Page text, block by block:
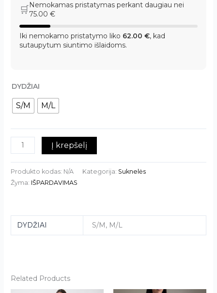
🛒Nemokamas pristatymas perkant daugiau nei
75.00 €
Iki nemokamo pristatymo liko 62.00 €, kad
sutaupytum siuntimo išlaidoms.
DYDŽIAI
S/M M/L
Į krepšelį
Produkto kodas: N/A Kategorija: Suknelės
Žyma: IŠPARDAVIMAS
DYDŽIAI S/M, M/L
Related Products